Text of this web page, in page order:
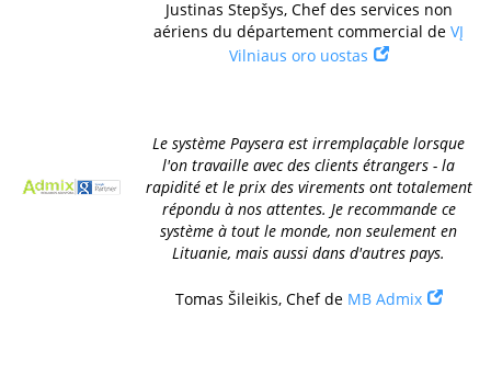
Justinas Stepšys, Chef des services non
aériens du département commercial de VĮ
Vilniaus oro uostas
Le système Paysera est irremplaçable lorsque
l'on travaille avec des clients étrangers - la
rapidité et le prix des virements ont totalement
répondu à nos attentes. Je recommande ce
système à tout le monde, non seulement en
Lituanie, mais aussi dans d'autres pays.
Tomas Šileikis, Chef de MB Admix